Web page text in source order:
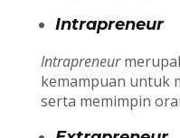
Intrapreneur
Intrapreneur
kemampuan untuk
serta memimpin